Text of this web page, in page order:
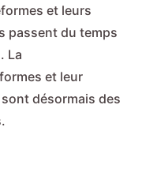
et leurs
passent du temps
La
et leur
désormais des